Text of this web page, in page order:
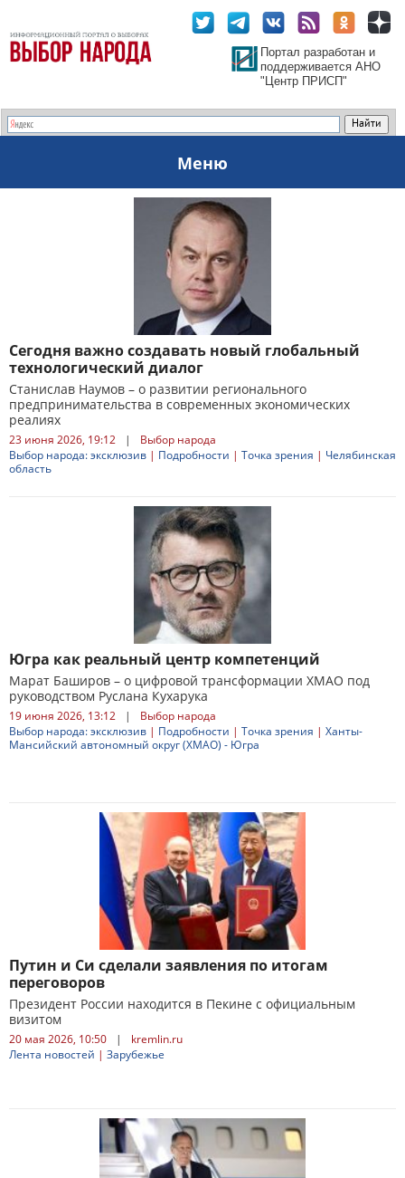
Портал разработан и
поддерживается АНО
"Центр ПРИСП"
Меню
Сегодня важно создавать новый глобальный
технологический диалог
Станислав Наумов – о развитии регионального
предпринимательства в современных экономических
реалиях
23 июня 2026, 19:12 |
Выбор народа
Выбор народа: эксклюзив | Подробности | Точка зрения | Челябинская
область
Югра как реальный центр компетенций
Марат Баширов – о цифровой трансформации ХМАО под
руководством Руслана Кухарука
19 июня 2026, 13:12 |
Выбор народа
Выбор народа: эксклюзив | Подробности | Точка зрения | Ханты-
Мансийский автономный округ (ХМАО) - Югра
Путин и Си сделали заявления по итогам
переговоров
Президент России находится в Пекине с официальным
визитом
20 мая 2026, 10:50 |
kremlin.ru
Лента новостей | Зарубежье